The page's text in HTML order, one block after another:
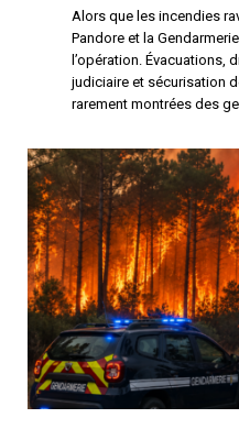
Alors que les incendies
Pandore et la
l’opération. Évacuations,
judiciaire et sécurisation
rarement montrées des